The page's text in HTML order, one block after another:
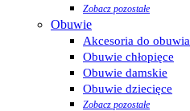
Zobacz pozostałe
Obuwie
Akcesoria do obuwia
Obuwie chłopięce
Obuwie damskie
Obuwie dziecięce
Zobacz pozostałe